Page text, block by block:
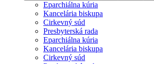
Eparchiálna kúria
Kancelária biskupa
Cirkevný súd
Presbyterská rada
Eparchiálna kúria
Kancelária biskupa
Cirkevný súd